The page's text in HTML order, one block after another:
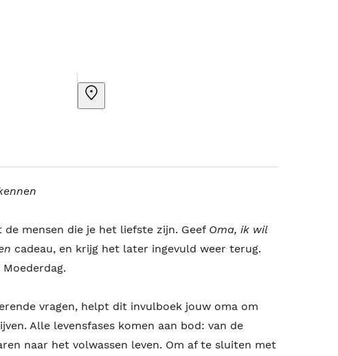
mensen die je het liefste zijn. Geef Oma, ik wil
cadeau, en krijg het later ingevuld weer terug.
vragen, helpt dit invulboek jouw oma om
Alle levensfases komen aan bod: van de
naar het volwassen leven. Om af te sluiten met